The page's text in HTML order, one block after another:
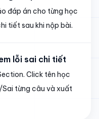
đáp án cho từng học
tiết sau khi nộp bài.
lỗi sai chi tiết
Click tên học
từng câu và xuất